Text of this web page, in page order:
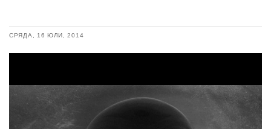
СРЯДА, 16 ЮЛИ, 2014